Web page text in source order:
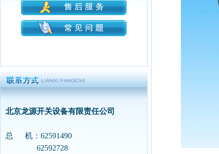
北京龙源开关设备有限责任公司
总 机：62591490
62592728